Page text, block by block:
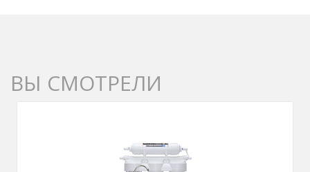
ВЫ СМОТРЕЛИ